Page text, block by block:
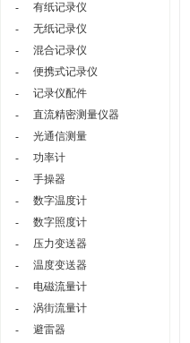
-
有纸记录仪
-
无纸记录仪
-
混合记录仪
-
便携式记录仪
-
记录仪配件
-
直流精密测量仪器
-
光通信测量
-
功率计
-
手操器
-
数字温度计
-
数字照度计
-
压力变送器
-
温度变送器
-
电磁流量计
-
涡街流量计
-
避雷器